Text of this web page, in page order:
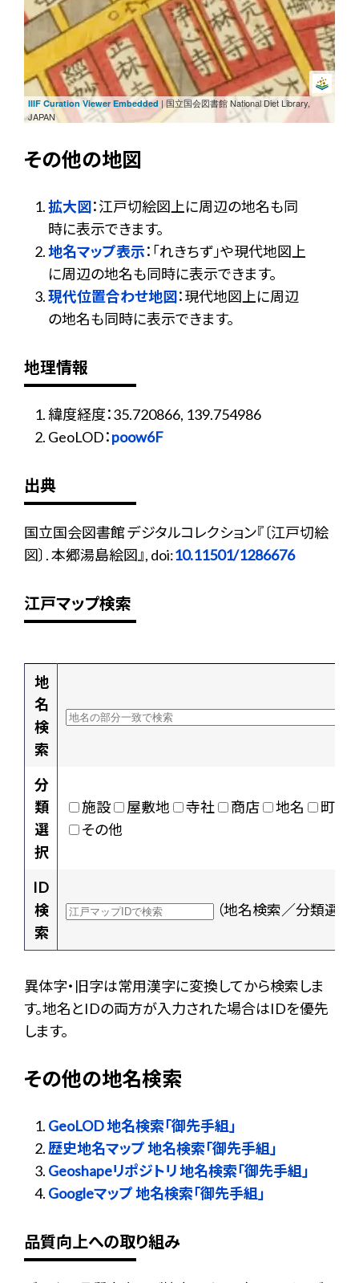
IIIF Curation Viewer Embedded | 国立国会図書館 National Diet Library,
JAPAN
その他の地図
拡大図：江戸切絵図上に周辺の地名も同
時に表示できます。
地名マップ表示：「れきちず」や現代地図上
に周辺の地名も同時に表示できます。
現代位置合わせ地図：現代地図上に周辺
の地名も同時に表示できます。
地理情報
緯度経度：35.720866, 139.754986
GeoLOD：poow6F
出典
国立国会図書館 デジタルコレクション『〔江戸切絵
図〕. 本郷湯島絵図』, doi:10.11501/1286676
江戸マップ検索
地
名
検
索
分
類
選
択
施設 屋敷地 寺社 商店 地名
町村
その他
ID
検
索
（地名検索／分類選択
異体字・旧字は常用漢字に変換してから検索しま
す。地名とIDの両方が入力された場合はIDを優先
します。
その他の地名検索
GeoLOD 地名検索「御先手組」
歴史地名マップ 地名検索「御先手組」
Geoshapeリポジトリ 地名検索「御先手組」
Googleマップ 地名検索「御先手組」
品質向上への取り組み